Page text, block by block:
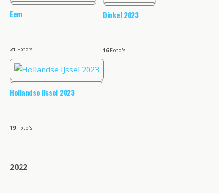
Eem
21 Foto's
Dinkel 2023
16Foto's
Hollandse IJssel 2023
19Foto's
2022